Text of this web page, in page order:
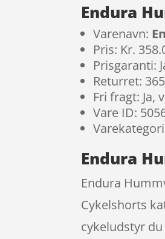
Endura
Varenavn:
Pris: Kr.
Prisgaranti:
Returret:
Fri fragt: Ja,
Vare ID:
Endura
Endura
Cykelshorts
cykeludstyr